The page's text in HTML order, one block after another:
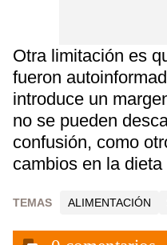
Otra limitación es
fueron
introduce un
no se pueden
confusión, como
cambios en la
TEMAS ALIMENTACIÓN